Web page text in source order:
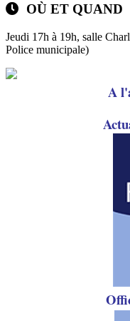
OÙ ET QUAND
Jeudi 17h à 19h, salle
Police municipale)
A
A